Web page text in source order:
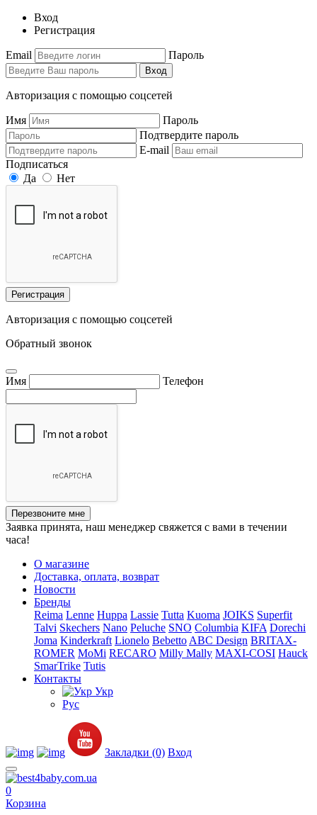
Вход
Регистрация
Email Пароль
Вход
Авторизация с помощью соцсетей
Имя
Пароль
Подтвердите пароль
E-mail
Подписаться
Да
Нет
Регистрация
Авторизация с помощью соцсетей
Обратный звонок
Имя Телефон
Перезвоните мне
Заявка принята, наш менеджер свяжется с вами в течении
часа!
О магазине
Доставка, оплата, возврат
Новости
Бренды
Reima Lenne Huppa Lassie Tutta Kuoma JOIKS Superfit
Talvi Skechers Nano Peluche SNO Columbia KIFA Dorechi
Joma Kinderkraft Lionelo Bebetto ABC Design BRITAX-
ROMER MoMi RECARO Milly Mally MAXI-COSI Hauck
SmarTrike Tutis
Контакты
Укр
Рус
Закладки (0) Вход
0
Корзина